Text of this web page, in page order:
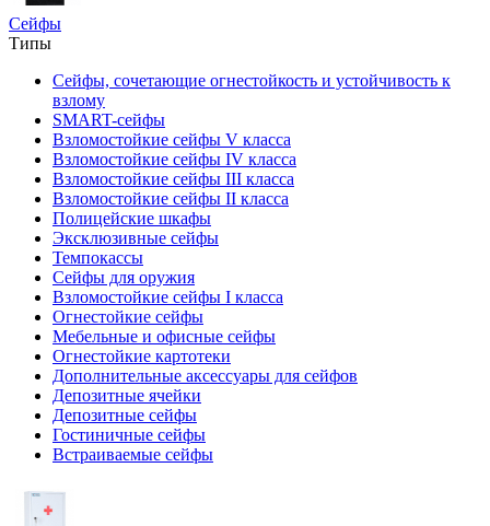
Сейфы
Типы
Сейфы, сочетающие огнестойкость и устойчивость к
взлому
SMART-сейфы
Взломостойкие сейфы V класса
Взломостойкие сейфы IV класса
Взломостойкие сейфы III класса
Взломостойкие сейфы II класса
Полицейские шкафы
Эксклюзивные сейфы
Темпокассы
Сейфы для оружия
Взломостойкие сейфы I класса
Огнестойкие сейфы
Мебельные и офисные сейфы
Огнестойкие картотеки
Дополнительные аксессуары для сейфов
Депозитные ячейки
Депозитные сейфы
Гостиничные сейфы
Встраиваемые сейфы